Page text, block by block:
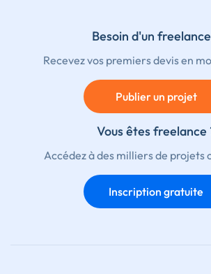
Besoin d'un
Recevez vos premiers devis en
Publier un projet
Vous êtes freelance
Accédez à des milliers de projets
Inscription gratuite